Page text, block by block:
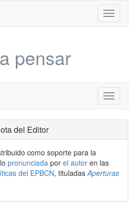
pensar
Toggle
del Editor
como soporte para la
pronunciada por el autor en las
del EPBCN, tituladasAperturas